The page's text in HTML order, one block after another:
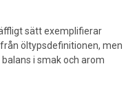
sätt exemplifierar
öltypsdefinitionen, men
i smak och arom